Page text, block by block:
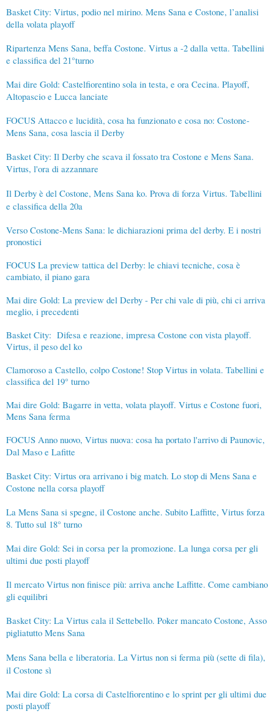
Basket City: Virtus, podio nel mirino. Mens Sana e Costone, l’analisi
della volata playoff
Ripartenza Mens Sana, beffa Costone. Virtus a -2 dalla vetta. Tabellini
e classifica del 21°turno
Mai dire Gold: Castelfiorentino sola in testa, e ora Cecina. Playoff,
Altopascio e Lucca lanciate
FOCUS Attacco e lucidità, cosa ha funzionato e cosa no: Costone-
Mens Sana, cosa lascia il Derby
Basket City: Il Derby che scava il fossato tra Costone e Mens Sana.
Virtus, l'ora di azzannare
Il Derby è del Costone, Mens Sana ko. Prova di forza Virtus. Tabellini
e classifica della 20a
Verso Costone-Mens Sana: le dichiarazioni prima del derby. E i nostri
pronostici
FOCUS La preview tattica del Derby: le chiavi tecniche, cosa è
cambiato, il piano gara
Mai dire Gold: La preview del Derby - Per chi vale di più, chi ci arriva
meglio, i precedenti
Basket City: Difesa e reazione, impresa Costone con vista playoff.
Virtus, il peso del ko
Clamoroso a Castello, colpo Costone! Stop Virtus in volata. Tabellini e
classifica del 19° turno
Mai dire Gold: Bagarre in vetta, volata playoff. Virtus e Costone fuori,
Mens Sana ferma
FOCUS Anno nuovo, Virtus nuova: cosa ha portato l'arrivo di Paunovic,
Dal Maso e Lafitte
Basket City: Virtus ora arrivano i big match. Lo stop di Mens Sana e
Costone nella corsa playoff
La Mens Sana si spegne, il Costone anche. Subito Laffitte, Virtus forza
8. Tutto sul 18° turno
Mai dire Gold: Sei in corsa per la promozione. La lunga corsa per gli
ultimi due posti playoff
Il mercato Virtus non finisce più: arriva anche Laffitte. Come cambiano
gli equilibri
Basket City: La Virtus cala il Settebello. Poker mancato Costone, Asso
pigliatutto Mens Sana
Mens Sana bella e liberatoria. La Virtus non si ferma più (sette di fila),
il Costone sì
Mai dire Gold: La corsa di Castelfiorentino e lo sprint per gli ultimi due
posti playoff